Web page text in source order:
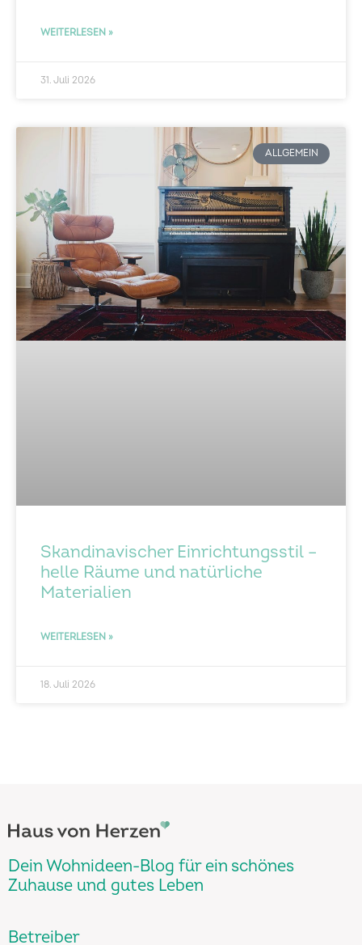
WEITERLESEN »
31. Juli 2026
ALLGEMEIN
Skandinavischer Einrichtungsstil –
helle Räume und natürliche
Materialien
WEITERLESEN »
18. Juli 2026
Dein Wohnideen-Blog für ein schönes
Zuhause und gutes Leben
Betreiber